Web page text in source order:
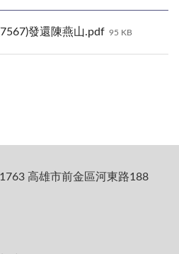
發還陳燕山.pdf 95 KB
高雄市前金區河東路188